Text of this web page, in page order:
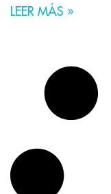
LEER MÁS »